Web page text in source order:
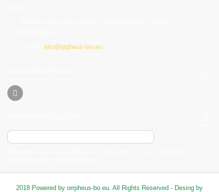
info@orpheus-bio.eu
2018 Powered by orrpheus-bo.eu. All Rights Reserved - Desing by